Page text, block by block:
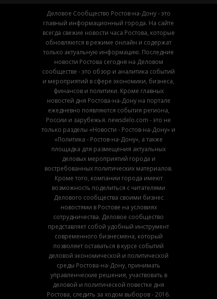
Деловое Сообщество Ростов-на-Дону - это
главный информационный города. На сайте
всегда свежие новости часа Ростова, которые
обновляются в режиме онлайн и содержат
только актуальную информацию. Последние
новости Ростова сегодня на Деловом
сообществе - это обзор и аналитика событий
и мероприятий в сфере экономики, бизнеса,
финансов и политики. Кроме главных
новостей дня Ростова-на-Дону на портале
ежедневно появляются события региона,
России и зарубежья. newsdelo.com - это не
только разделы «Новости - Ростов-на-Дону» и
«Политика - Ростов-на-Дону», а также
площадка для размещения актуальных
деловых мероприятий города и
востребованных политических материалов.
Кроме того, компании города имеют
возможность поделиться с читателями
Делового сообщества своими бизнес
новостями в Ростове на условиях
сотрудничества. Деловое сообщество
представляет собой удобный инструмент
современного бизнесмена, который
позволяет оставаться в курсе событий
деловой экономической и политической
среды Ростова-на-Дону, принимать
управленческие решения, участвовать в
деловой и политической повестке дня
Ростова, следить за ходом выборов - 2016.